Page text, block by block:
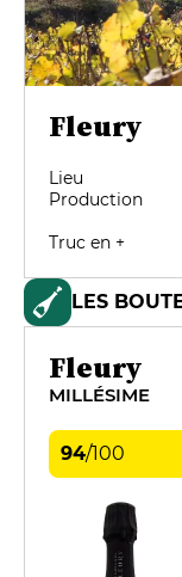
Fleury
Lieu
Production
Truc en +
LES
Fleury
MILLÉSIME
94/100